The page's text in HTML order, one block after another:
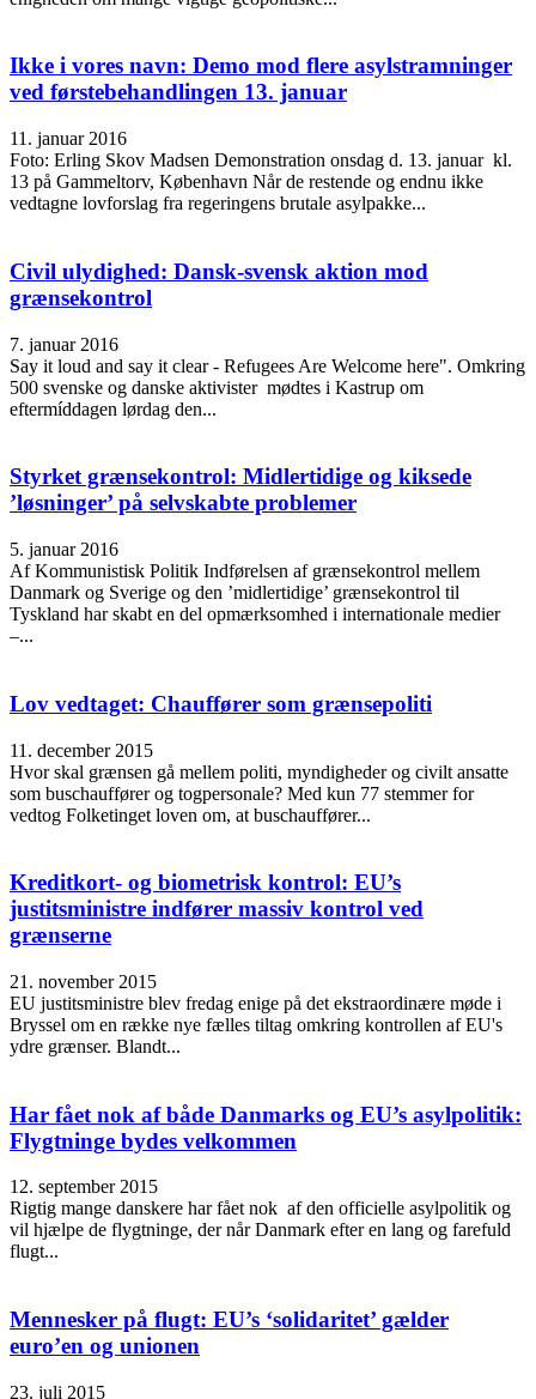
Ikke i vores navn: Demo mod flere asylstramninger
ved førstebehandlingen 13. januar
11. januar 2016
Foto: Erling Skov Madsen Demonstration onsdag d. 13. januar kl.
13 på Gammeltorv, København Når de restende og endnu ikke
vedtagne lovforslag fra regeringens brutale asylpakke...
Civil ulydighed: Dansk-svensk aktion mod
grænsekontrol
7. januar 2016
Say it loud and say it clear - Refugees Are Welcome here". Omkring
500 svenske og danske aktivister mødtes i Kastrup om
eftermíddagen lørdag den...
Styrket grænsekontrol: Midlertidige og kiksede
’løsninger’ på selvskabte problemer
5. januar 2016
Af Kommunistisk Politik Indførelsen af grænsekontrol mellem
Danmark og Sverige og den ’midlertidige’ grænsekontrol til
Tyskland har skabt en del opmærksomhed i internationale medier
–...
Lov vedtaget: Chauffører som grænsepoliti
11. december 2015
Hvor skal grænsen gå mellem politi, myndigheder og civilt ansatte
som buschauffører og togpersonale? Med kun 77 stemmer for
vedtog Folketinget loven om, at buschauffører...
Kreditkort- og biometrisk kontrol: EU’s
justitsministre indfører massiv kontrol ved
grænserne
21. november 2015
EU justitsministre blev fredag enige på det ekstraordinære møde i
Bryssel om en række nye fælles tiltag omkring kontrollen af EU's
ydre grænser. Blandt...
Har fået nok af både Danmarks og EU’s asylpolitik:
Flygtninge bydes velkommen
12. september 2015
Rigtig mange danskere har fået nok af den officielle asylpolitik og
vil hjælpe de flygtninge, der når Danmark efter en lang og farefuld
flugt...
Mennesker på flugt: EU’s ‘solidaritet’ gælder
euro’en og unionen
23. juli 2015